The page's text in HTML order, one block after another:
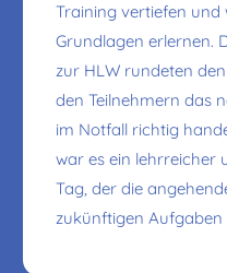
Training vertiefen und
Grundlagen erlernen.
zur HLW rundeten
den Teilnehmern das
im Notfall richtig
war es ein lehrreicher
Tag, der die
zukünftigen